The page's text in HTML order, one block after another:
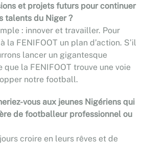
et projets futurs pour continuer
talents du Niger ?
: innover et travailler. Pour
la FENIFOOT un plan d’action. S’il
lancer un gigantesque
que la FENIFOOT trouve une voie
notre football.
vous aux jeunes Nigériens qui
de footballeur professionnel ou
croire en leurs rêves et de